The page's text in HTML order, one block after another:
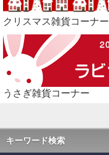
クリスマス雑貨コーナー
うさぎ雑貨コーナー
キーワード検索